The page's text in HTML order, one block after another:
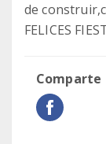
de
FELICES
Comparte